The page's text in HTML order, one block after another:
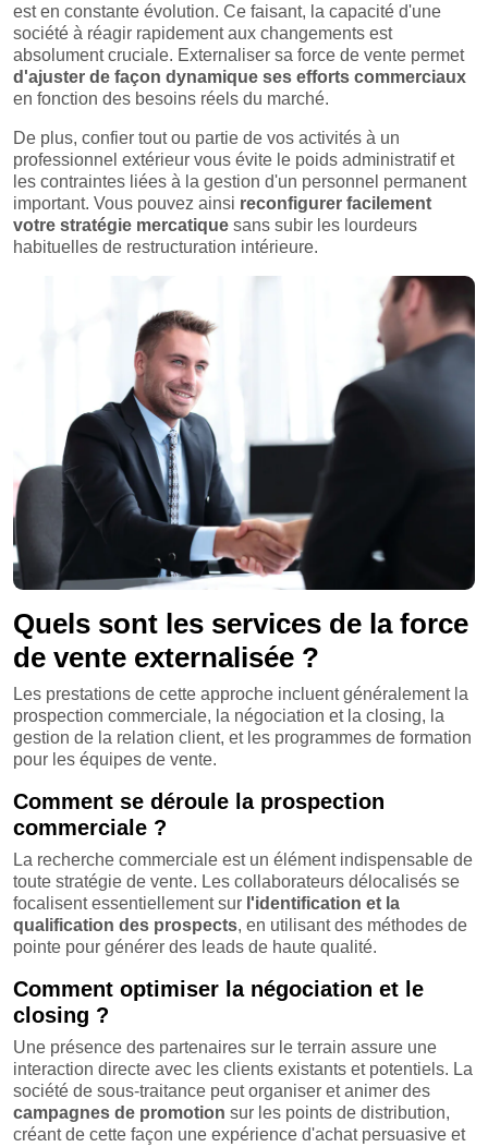
est en constante évolution. Ce faisant, la capacité d'une
société à réagir rapidement aux changements est
absolument cruciale. Externaliser sa force de vente permet
d'ajuster de façon dynamique ses efforts commerciaux
en fonction des besoins réels du marché.
De plus, confier tout ou partie de vos activités à un
professionnel extérieur vous évite le poids administratif et
les contraintes liées à la gestion d'un personnel permanent
important. Vous pouvez ainsi reconfigurer facilement
votre stratégie mercatique sans subir les lourdeurs
habituelles de restructuration intérieure.
Quels sont les services de la force
de vente externalisée ?
Les prestations de cette approche incluent généralement la
prospection commerciale, la négociation et la closing, la
gestion de la relation client, et les programmes de formation
pour les équipes de vente.
Comment se déroule la prospection
commerciale ?
La recherche commerciale est un élément indispensable de
toute stratégie de vente. Les collaborateurs délocalisés se
focalisent essentiellement sur l'identification et la
qualification des prospects, en utilisant des méthodes de
pointe pour générer des leads de haute qualité.
Comment optimiser la négociation et le
closing ?
Une présence des partenaires sur le terrain assure une
interaction directe avec les clients existants et potentiels. La
société de sous-traitance peut organiser et animer des
campagnes de promotion sur les points de distribution,
créant de cette façon une expérience d'achat persuasive et